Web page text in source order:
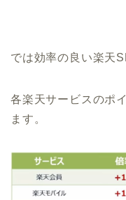
では効率の良い楽天
各楽天サービスのポ
ます。